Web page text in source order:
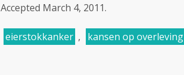
Accepted March 4, 2011.
eierstokkanker , kansen op overleving